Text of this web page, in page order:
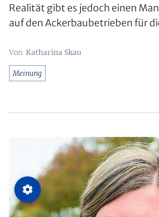
Realität gibt es jedoch einen
auf den Ackerbaubetrieben für
Katharina Skau
Meinung